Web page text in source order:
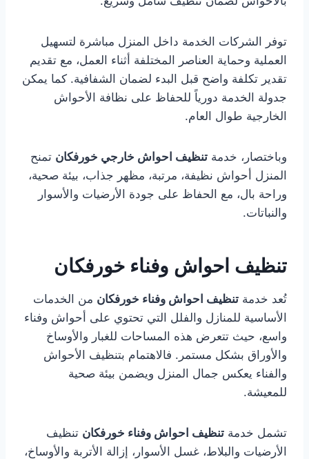
توفر الشركات الخدمة داخل المنزل مباشرة لتسهيل
العملية وحماية العناصر المختلفة أثناء العمل، مع تقديم
تقدير تكلفة واضح قبل البدء لضمان الشفافية. كما يمكن
جدولة الخدمة دورياً للحفاظ على نظافة الأحواش
الخارجية طوال العام.
وباختصار، خدمة تنظيف احواش خارجي خورفكان تمنح
المنزل أحواش نظيفة، مرتبة، مظهر جذاب، بيئة صحية،
وراحة بال، مع الحفاظ على جودة الأرضيات والأسوار
والنباتات.
تنظيف احواش وفناء خورفكان
تُعد خدمة تنظيف احواش وفناء خورفكان من الخدمات
الأساسية للمنازل والفلل التي تحتوي على أحواش وفناء
واسع، حيث تتعرض هذه المساحات للغبار والأوساخ
والأوراق بشكل مستمر. فالاهتمام بتنظيف الأحواش
والفناء يعكس جمال المنزل ويضمن بيئة صحية
للمعيشة.
تشمل خدمة تنظيف احواش وفناء خورفكان تنظيف
الأرضيات والبلاط، غسل الأسوار، إزالة الأتربة والأوساخ،